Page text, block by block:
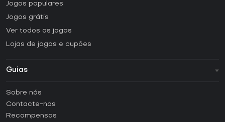
Jogos populares
Jogos grátis
Ver todos os jogos
Lojas de jogos e cupões
Guias
Como ativar uma CD Key Steam?
Sobre nós
Contacte-nos
Recompensas